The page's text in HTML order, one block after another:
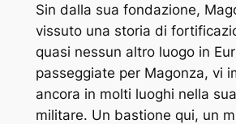
Sin dalla sua fondazione,
vissuto una storia di
quasi nessun altro luogo in
passeggiate per Magonza, vi
ancora in molti luoghi nella
militare. Un bastione qui, un